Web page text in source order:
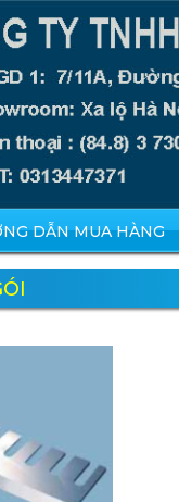
DẪN MUA HÀNG